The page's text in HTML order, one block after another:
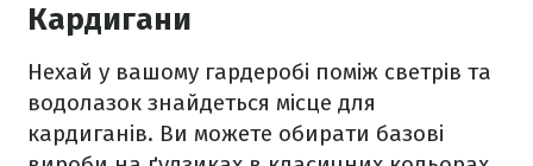
Кардигани
Нехай у вашому гардеробі поміж светрів та
водолазок знайдеться місце для
кардиганів. Ви можете обирати базові